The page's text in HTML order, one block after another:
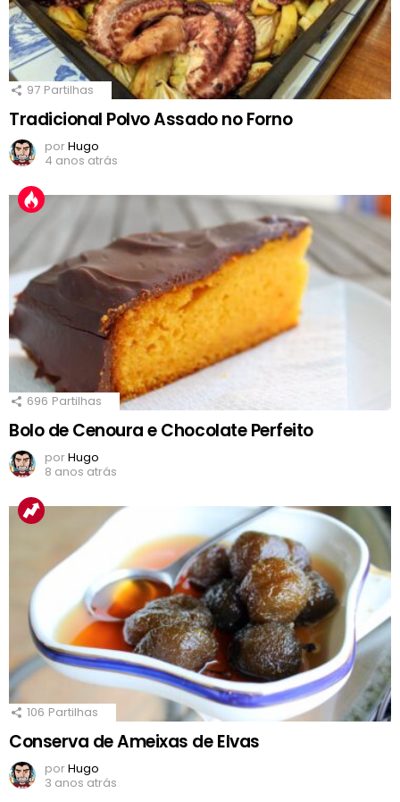
97 Partilhas
Tradicional Polvo Assado no Forno
porHugo
4 anos atrás
696 Partilhas
Bolo de Cenoura e Chocolate Perfeito
porHugo
8 anos atrás
106 Partilhas
Conserva de Ameixas de Elvas
porHugo
3 anos atrás